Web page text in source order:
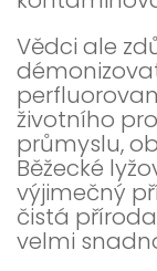
Vědci ale
životního
průmyslu,
Běžecké
výjimečný
čistá
velmi